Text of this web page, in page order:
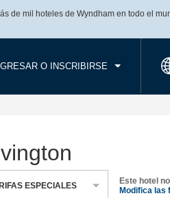
de mil hoteles de Wyndham en todo el
O INSCRIBIRSE
ESPECIALES
Este hotel
Modifica las